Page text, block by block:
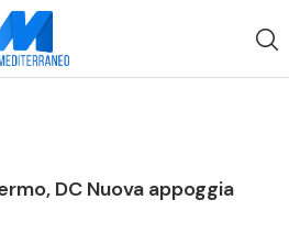
DC Nuova appoggia